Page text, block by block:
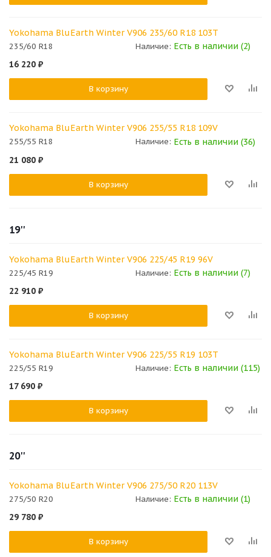
Yokohama BluEarth Winter V906 235/60 R18 103T
235/60 R18 Наличие: Есть в наличии (2)
16 220 ₽
В корзину
Yokohama BluEarth Winter V906 255/55 R18 109V
255/55 R18 Наличие: Есть в наличии (36)
21 080 ₽
В корзину
19''
Yokohama BluEarth Winter V906 225/45 R19 96V
225/45 R19 Наличие: Есть в наличии (7)
22 910 ₽
В корзину
Yokohama BluEarth Winter V906 225/55 R19 103T
225/55 R19 Наличие: Есть в наличии (115)
17 690 ₽
В корзину
20''
Yokohama BluEarth Winter V906 275/50 R20 113V
275/50 R20 Наличие: Есть в наличии (1)
29 780 ₽
В корзину